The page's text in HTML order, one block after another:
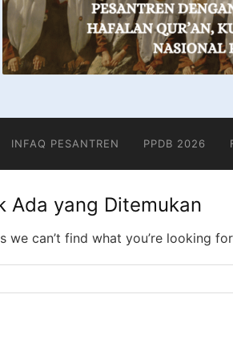
INFAQ PESANTREN PPDB 2026
Ada yang Ditemukan
we can’t find what you’re looking